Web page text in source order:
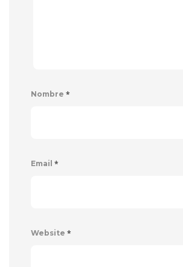
Nombre *
Email *
Website *